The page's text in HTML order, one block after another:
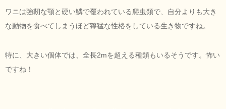
ワニは強靭な顎と硬い鱗で覆われている爬虫類で、自分よりも大き
な動物を食べてしまうほど獰猛な性格をしている生き物ですね。
特に、大きい個体では、全長2mを超える種類もいるそうです。怖い
ですね！